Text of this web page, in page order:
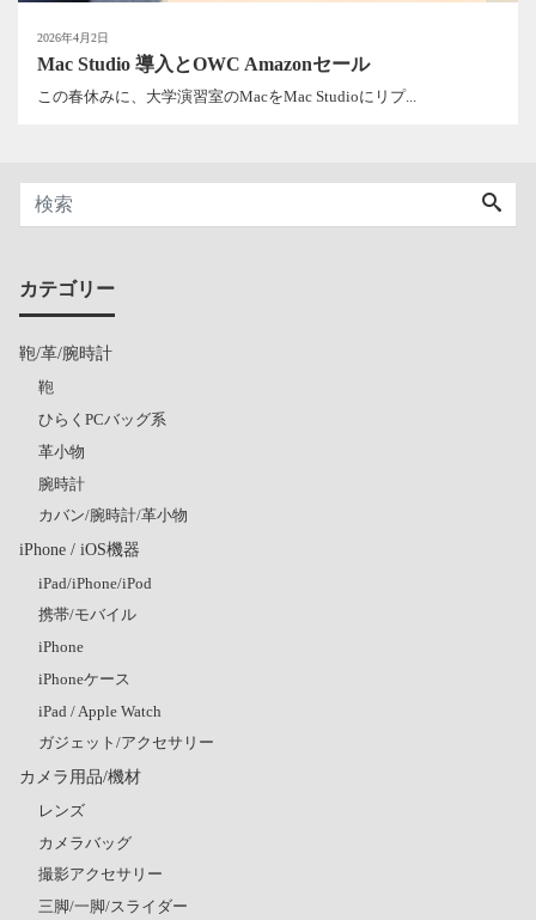
2026年4月2日
Mac Studio 導入とOWC Amazonセール
この春休みに、大学演習室のMacをMac Studioにリプ...
カテゴリー
鞄/革/腕時計
鞄
ひらくPCバッグ系
革小物
腕時計
カバン/腕時計/革小物
iPhone / iOS機器
iPad/iPhone/iPod
携帯/モバイル
iPhone
iPhoneケース
iPad / Apple Watch
ガジェット/アクセサリー
カメラ用品/機材
レンズ
カメラバッグ
撮影アクセサリー
三脚/一脚/スライダー